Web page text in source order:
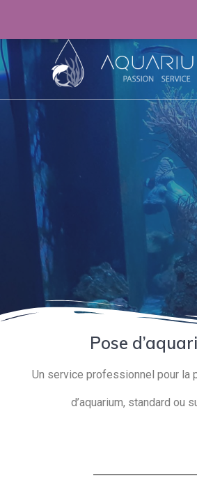
Pose
Un service professionnel pour la
d’aquarium, standard ou